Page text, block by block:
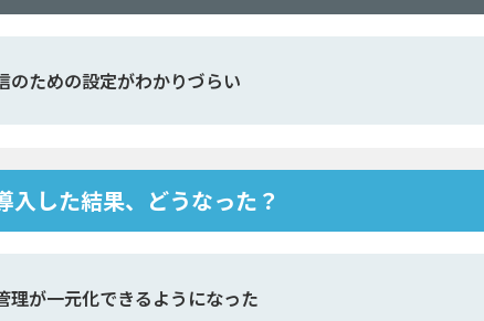
のための設定がわかりづらい
した結果、どうなった？
理が一元化できるようになった